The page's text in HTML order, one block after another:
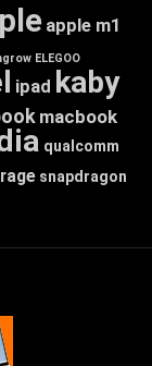
apple m1
ELEGOO
ipad kaby
macbook
qualcomm
snapdragon